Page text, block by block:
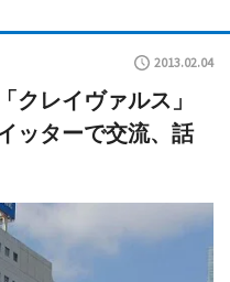
2013.02.04
クレイヴァルス」
ッターで交流、話